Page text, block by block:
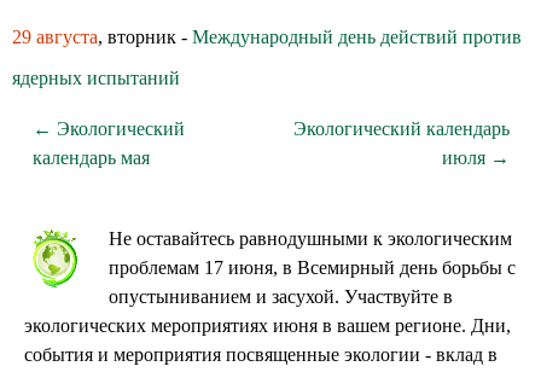
29 августа, вторник - Международный день действий против
ядерных испытаний
← Экологический
календарь мая
Экологический календарь
июля →
Не оставайтесь равнодушными к экологическим
проблемам 17 июня, в Всемирный день борьбы с
опустыниванием и засухой. Участвуйте в
экологических мероприятиях июня в вашем регионе. Дни,
события и мероприятия посвященные экологии - вклад в